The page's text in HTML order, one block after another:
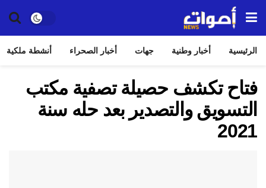
الرئيسية أخبار وطنية جهات أخبار الصحراء أنشطة ملكية
فتاح تكشف حصيلة تصفية مكتب
التسويق والتصدير بعد حله سنة
2021